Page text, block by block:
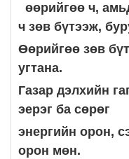
өөрийгөө ч,
ч зөв бүтээж,
Өөрийгөө зөв
угтана.
Газар дэлхийн
эерэг ба сөрөг
энергийн орон,
орон мөн.